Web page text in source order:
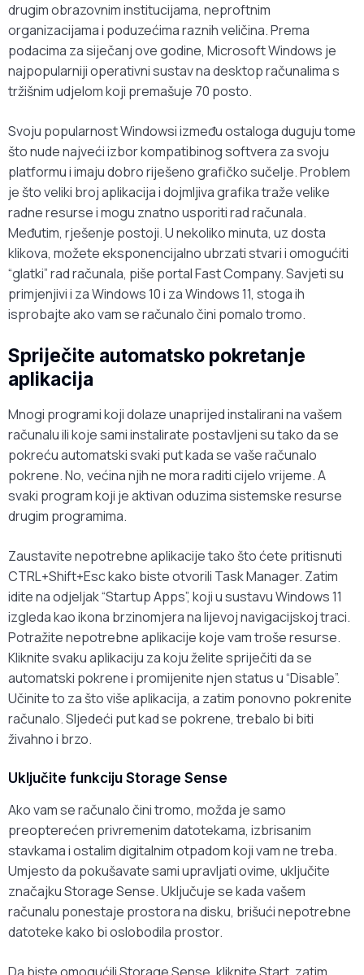
drugim obrazovnim institucijama, neproftnim
organizacijama i poduzećima raznih veličina. Prema
podacima za siječanj ove godine, Microsoft Windows je
najpopularniji operativni sustav na desktop računalima s
tržišnim udjelom koji premašuje 70 posto.
Svoju popularnost Windowsi između ostaloga duguju tome
što nude najveći izbor kompatibinog softvera za svoju
platformu i imaju dobro riješeno grafičko sučelje. Problem
je što veliki broj aplikacija i dojmljiva grafika traže velike
radne resurse i mogu znatno usporiti rad računala.
Međutim, rješenje postoji. U nekoliko minuta, uz dosta
klikova, možete eksponencijalno ubrzati stvari i omogućiti
“glatki” rad računala, piše portal Fast Company. Savjeti su
primjenjivi i za Windows 10 i za Windows 11, stoga ih
isprobajte ako vam se računalo čini pomalo tromo.
Spriječite automatsko pokretanje
aplikacija
Mnogi programi koji dolaze unaprijed instalirani na vašem
računalu ili koje sami instalirate postavljeni su tako da se
pokreću automatski svaki put kada se vaše računalo
pokrene. No, većina njih ne mora raditi cijelo vrijeme. A
svaki program koji je aktivan oduzima sistemske resurse
drugim programima.
Zaustavite nepotrebne aplikacije tako što ćete pritisnuti
CTRL+Shift+Esc kako biste otvorili Task Manager. Zatim
idite na odjeljak “Startup Apps”, koji u sustavu Windows 11
izgleda kao ikona brzinomjera na lijevoj navigacijskoj traci.
Potražite nepotrebne aplikacije koje vam troše resurse.
Kliknite svaku aplikaciju za koju želite spriječiti da se
automatski pokrene i promijenite njen status u “Disable”.
Učinite to za što više aplikacija, a zatim ponovno pokrenite
računalo. Sljedeći put kad se pokrene, trebalo bi biti
živahno i brzo.
Uključite funkciju Storage Sense
Ako vam se računalo čini tromo, možda je samo
preopterećen privremenim datotekama, izbrisanim
stavkama i ostalim digitalnim otpadom koji vam ne treba.
Umjesto da pokušavate sami upravljati ovime, uključite
značajku Storage Sense. Uključuje se kada vašem
računalu ponestaje prostora na disku, brišući nepotrebne
datoteke kako bi oslobodila prostor.